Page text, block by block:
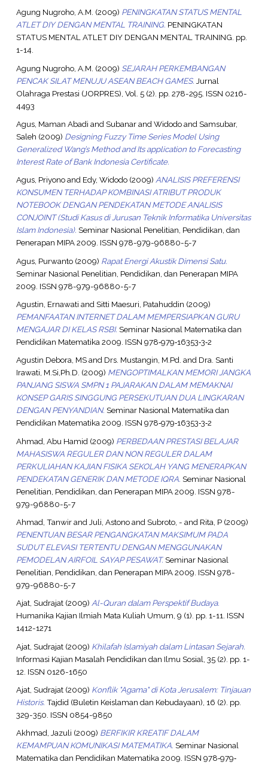
Agung Nugroho, A.M. (2009) PENINGKATAN STATUS MENTAL
ATLET DIY DENGAN MENTAL TRAINING. PENINGKATAN
STATUS MENTAL ATLET DIY DENGAN MENTAL TRAINING. pp.
1-14.
Agung Nugroho, A.M. (2009) SEJARAH PERKEMBANGAN
PENCAK SILAT MENUJU ASEAN BEACH GAMES. Jurnal
Olahraga Prestasi (JORPRES), Vol. 5 (2). pp. 278-295. ISSN 0216-
4493
Agus, Maman Abadi and Subanarand Widodoand Samsubar,
Saleh (2009) Designing Fuzzy Time Series Model Using
Generalized Wang’s Method and Its application to Forecasting
Interest Rate of Bank Indonesia Certificate.
Agus, Priyonoand Edy, Widodo(2009) ANALISIS PREFERENSI
KONSUMEN TERHADAP KOMBINASI ATRIBUT PRODUK
NOTEBOOK DENGAN PENDEKATAN METODE ANALISIS
CONJOINT (Studi Kasus di Jurusan Teknik Informatika Universitas
Islam Indonesia). Seminar Nasional Penelitian, Pendidikan, dan
Penerapan MIPA 2009. ISSN 978-979-96880-5-7
Agus, Purwanto(2009) Rapat Energi Akustik Dimensi Satu.
Seminar Nasional Penelitian, Pendidikan, dan Penerapan MIPA
2009. ISSN 978-979-96880-5-7
Agustin, Ernawati and Sitti Maesuri, Patahuddin (2009)
PEMANFAATAN INTERNET DALAM MEMPERSIAPKAN GURU
MENGAJAR DI KELAS RSBI. Seminar Nasional Matematika dan
Pendidikan Matematika 2009. ISSN 978‐979‐16353‐3‐2
Agustin Debora, MSand Drs. Mustangin, M.Pd. and Dra. Santi
Irawati, M.Si,Ph.D. (2009) MENGOPTIMALKAN MEMORI JANGKA
PANJANG SISWA SMPN 1 PAJARAKAN DALAM MEMAKNAI
KONSEP GARIS SINGGUNG PERSEKUTUAN DUA LINGKARAN
DENGAN PENYANDIAN. Seminar Nasional Matematika dan
Pendidikan Matematika 2009. ISSN 978‐979‐16353‐3‐2
Ahmad, Abu Hamid (2009) PERBEDAAN PRESTASI BELAJAR
MAHASISWA REGULER DAN NON REGULER DALAM
PERKULIAHAN KAJIAN FISIKA SEKOLAH YANG MENERAPKAN
PENDEKATAN GENERIK DAN METODE IQRA. Seminar Nasional
Penelitian, Pendidikan, dan Penerapan MIPA 2009. ISSN 978-
979-96880-5-7
Ahmad, Tanwirand Juli, Astonoand Subroto, - and Rita, P(2009)
PENENTUAN BESAR PENGANGKATAN MAKSIMUM PADA
SUDUT ELEVASI TERTENTU DENGAN MENGGUNAKAN
PEMODELAN AIRFOIL SAYAP PESAWAT.Seminar Nasional
Penelitian, Pendidikan, dan Penerapan MIPA 2009. ISSN 978-
979-96880-5-7
Ajat, Sudrajat(2009) Al-Quran dalam Perspektif Budaya.
Humanika Kajian Ilmiah Mata Kuliah Umum, 9 (1). pp. 1-11. ISSN
1412-1271
Ajat, Sudrajat(2009) Khilafah Islamiyah dalam Lintasan Sejarah.
Informasi Kajian Masalah Pendidikan dan Ilmu Sosial, 35 (2). pp. 1-
12. ISSN 0126-1650
Ajat, Sudrajat(2009) Konflik "Agama" di Kota Jerusalem: Tinjauan
Historis. Tajdid (Buletin Keislaman dan Kebudayaan), 16 (2). pp.
329-350. ISSN 0854-9850
Akhmad, Jazuli (2009) BERFIKIR KREATIF DALAM
KEMAMPUAN KOMUNIKASI MATEMATIKA. Seminar Nasional
Matematika dan Pendidikan Matematika 2009. ISSN 978‐979‐